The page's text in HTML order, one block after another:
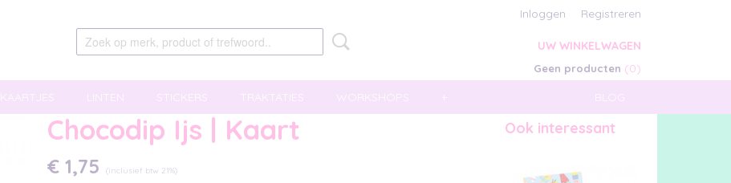
Inloggen Registreren
UW WINKELWAGEN
Geen producten (0)
BLOG
KAARTJES LINTEN STICKERS TRAKTATIES WORKSHOPS +
Chocodip Ijs | Kaart
€ 1,75 (inclusief btw 21%)
Ook interessant